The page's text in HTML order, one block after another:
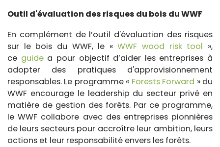
Outil d'évaluation des risques du bois du WWF
En complément de l’outil d'évaluation des risques
sur le bois du WWF, le «WWF wood risk tool »,
ce guide a pour objectif d’aider les entreprises à
adopter des pratiques d'approvisionnement
responsables. Le programme « Forests Forward » du
WWF encourage le leadership du secteur privé en
matière de gestion des forêts. Par ce programme,
le WWF collabore avec des entreprises pionnières
de leurs secteurs pour accroître leur ambition, leurs
actions et leur responsabilité envers les forêts.